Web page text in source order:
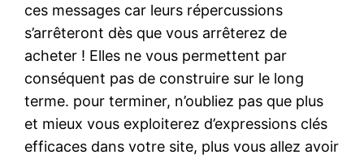
ces messages car leurs répercussions
s’arrêteront dès que vous arrêterez de
acheter ! Elles ne vous permettent par
conséquent pas de construire sur le long
terme. pour terminer, n’oubliez pas que plus
et mieux vous exploiterez d’expressions clés
efficaces dans votre site, plus vous allez avoir